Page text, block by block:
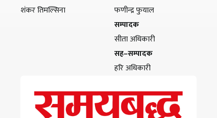
शंकर तिमल्सिना
फणीन्द्र फुयाल
सम्पादक
सीता अधिकारी
सह–सम्पादक
हरि अधिकारी